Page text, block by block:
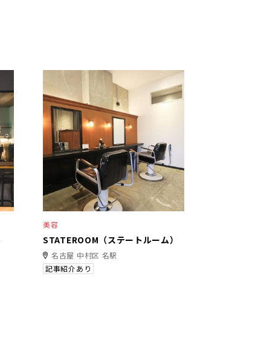
美容
STATEROOM（ステートルーム）
名古屋 中村区 名駅
記事紹介あり